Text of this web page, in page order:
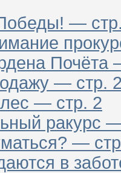
—
Почёта
— стр.
— стр. 2
ракурс
—
в